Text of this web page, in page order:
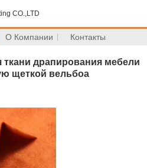
CO.,LTD
О Компании Контакты
ткани драпирования мебели
щеткой вельбоа